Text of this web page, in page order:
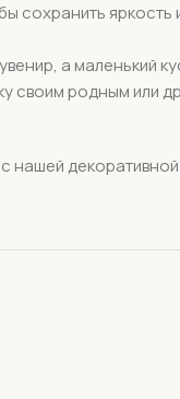
сохранить
а маленький
своим родным или